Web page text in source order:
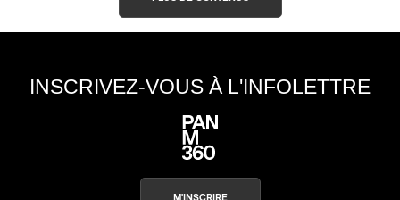
INSCRIVEZ-VOUS À L'INFOLETTRE
M'INSCRIRE